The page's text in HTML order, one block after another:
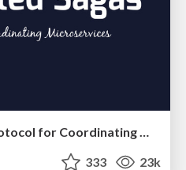
Distributed Sagas: A Protocol for Coordinating Microservices
333 23k